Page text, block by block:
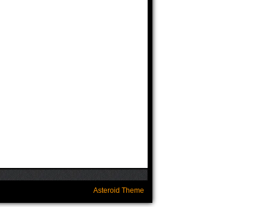
Asteroid Theme